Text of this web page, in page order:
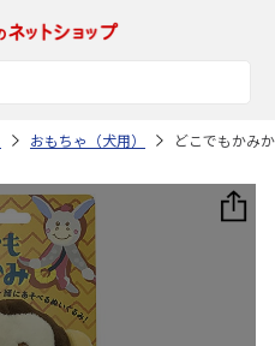
おもちゃ（犬用） どこでもかみ